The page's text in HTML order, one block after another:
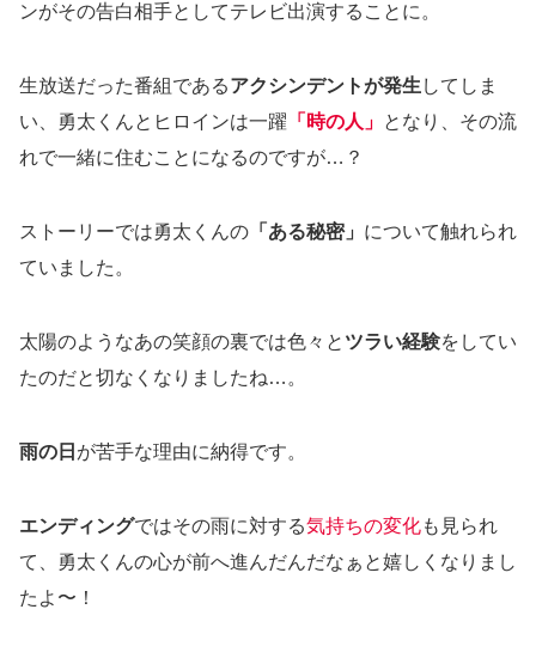
ンがその告白相手としてテレビ出演することに。
生放送だった番組であるアクシンデントが発生 してしま
い、勇太くんとヒロインは一躍 「時の人」 となり、その流
れで一緒に住むことになるのですが…？
ストーリーでは勇太くんの 「ある秘密」 について触れられ
ていました。
太陽のようなあの笑顔の裏では色々と ツラい経験をしてい
たのだと切なくなりましたね…。
雨の日 が苦手な理由に納得です。
エンディングではその雨に対する気持ちの変化も見られ
て、勇太くんの心が前へ進んだんだなぁと嬉しくなりまし
たよ〜！